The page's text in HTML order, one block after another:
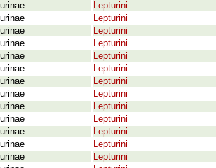
Lepturini
Lepturini
Lepturini
Lepturini
Lepturini
Lepturini
Lepturini
Lepturini
Lepturini
Lepturini
Lepturini
Lepturini
Lepturini